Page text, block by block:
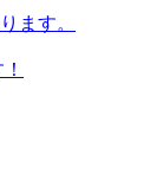
ます。